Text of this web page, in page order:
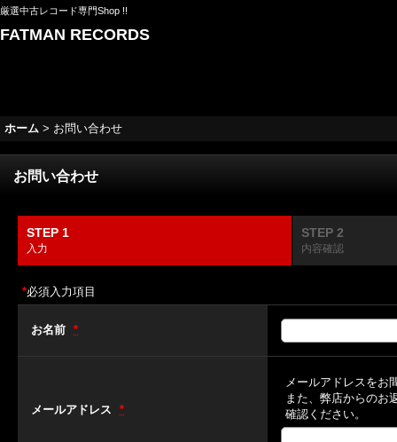
厳選中古レコード専門Shop !!
FATMAN RECORDS
ホーム > お問い合わせ
お問い合わせ
STEP 1
入力
STEP 2
内容確認
*必須入力項目
お名前 *
メールアドレス *
メールアドレスをお
また、弊店からのお
確認ください。